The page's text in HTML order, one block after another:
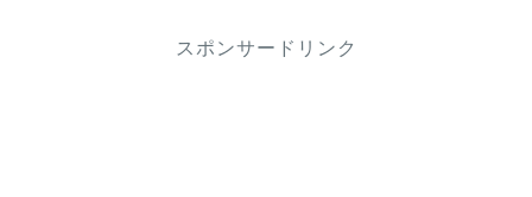
スポンサードリンク